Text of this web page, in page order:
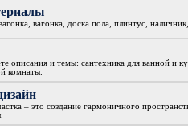
вагонка, доска пола, плинтус,
описания и темы: сантехника для ванной и
комнаты.
– это создание гармоничного